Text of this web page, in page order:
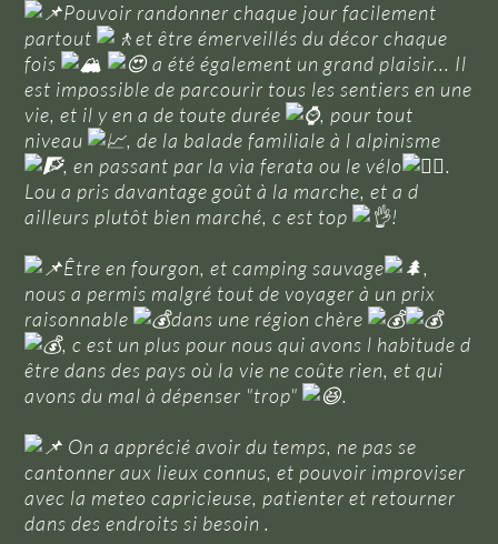
Pouvoir randonner chaque jour facilement
partout
et être émerveillés du décor chaque
fois
a été également un grand plaisir... Il
est impossible de parcourir tous les sentiers en une
vie, et il y en a de toute durée
, pour tout
niveau
, de la balade familiale à l alpinisme
, en passant par la via ferata ou le vélo
.
Lou a pris davantage goût à la marche, et a d
ailleurs plutôt bien marché, c est top
!
Être en fourgon, et camping sauvage
,
nous a permis malgré tout de voyager à un prix
raisonnable
dans une région chère
, c est un plus pour nous qui avons l habitude d
être dans des pays où la vie ne coûte rien, et qui
avons du mal à dépenser "trop"
.
On a apprécié avoir du temps, ne pas se
cantonner aux lieux connus, et pouvoir improviser
avec la meteo capricieuse, patienter et retourner
dans des endroits si besoin .